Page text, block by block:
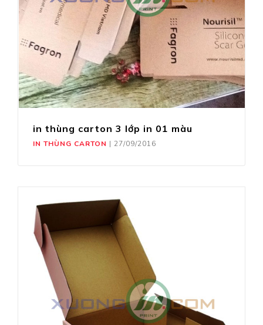
in thùng carton 3 lớp in 01 màu
IN THÙNG CARTON | 27/09/2016